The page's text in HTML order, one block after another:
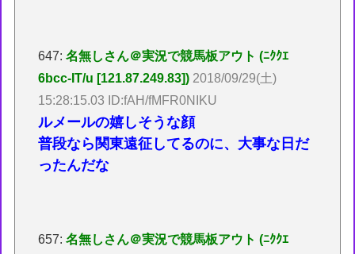
647:名無しさん＠実況で競馬板アウト (ﾆｸｸｴ
6bcc-IT/u [121.87.249.83]) 2018/09/29(土)
15:28:15.03 ID:fAH/fMFR0NIKU
ルメールの嬉しそうな顔
普段なら関東遠征してるのに、大事な日だ
ったんだな
657:名無しさん＠実況で競馬板アウト (ﾆｸｸｴ